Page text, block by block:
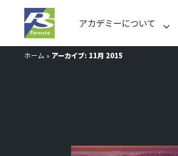
アカデミーについて
ホーム » アーカイブ: 11月 2015